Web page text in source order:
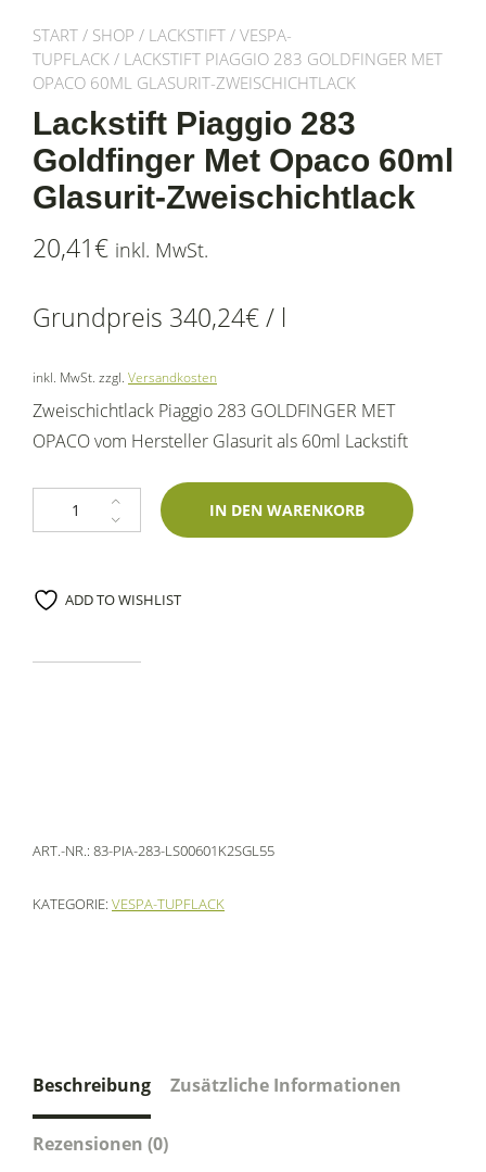
START / SHOP / LACKSTIFT / VESPA-
TUPFLACK / LACKSTIFT PIAGGIO 283 GOLDFINGER MET
OPACO 60ML GLASURIT-ZWEISCHICHTLACK
Lackstift Piaggio 283
Goldfinger Met Opaco 60ml
Glasurit-Zweischichtlack
20,41€ inkl. MwSt.
Grundpreis 340,24€/ l
inkl. MwSt. zzgl. Versandkosten
Zweischichtlack Piaggio 283 GOLDFINGER MET
OPACO vom Hersteller Glasurit als 60ml Lackstift
Lackstift Piaggio 283 Goldfinger Met Opaco 60ml Glasurit-
IN DEN WARENKORB
ADD TO WISHLIST
ART.-NR.: 83-PIA-283-LS00601K2SGL55
KATEGORIE: VESPA-TUPFLACK
Beschreibung Zusätzliche Informationen
Rezensionen (0)